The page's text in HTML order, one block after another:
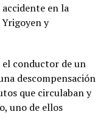
en la
y
conductor de un
descompensación
que circulaban y
uno de ellos